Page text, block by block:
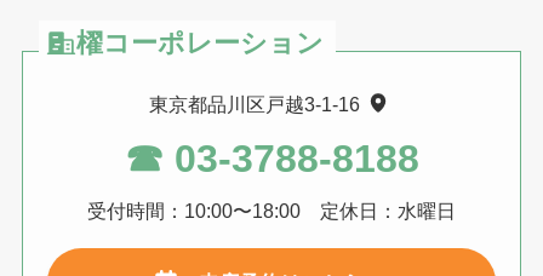
櫂コーポレーション
東京都品川区戸越3-1-16
☎︎ 03-3788-8188
受付時間：10:00〜18:00 定休日：水曜日